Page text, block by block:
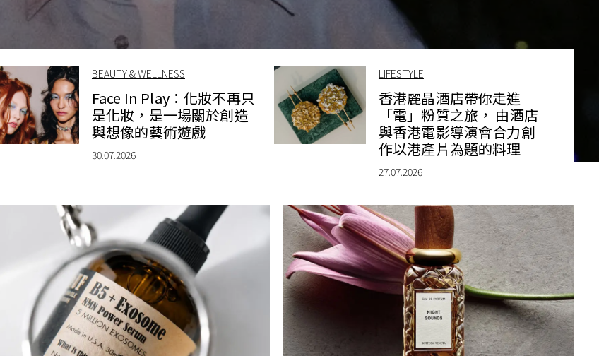
BEAUTY & WELLNESS
Face In Play：化妝不再只
是化妝，是一場關於創造
與想像的藝術遊戲
30.07.2026
LIFESTYLE
香港麗晶酒店帶你走進
「電」粉質之旅， 由酒店
與香港電影導演會合力創
作以港產片為題的料理
27.07.2026